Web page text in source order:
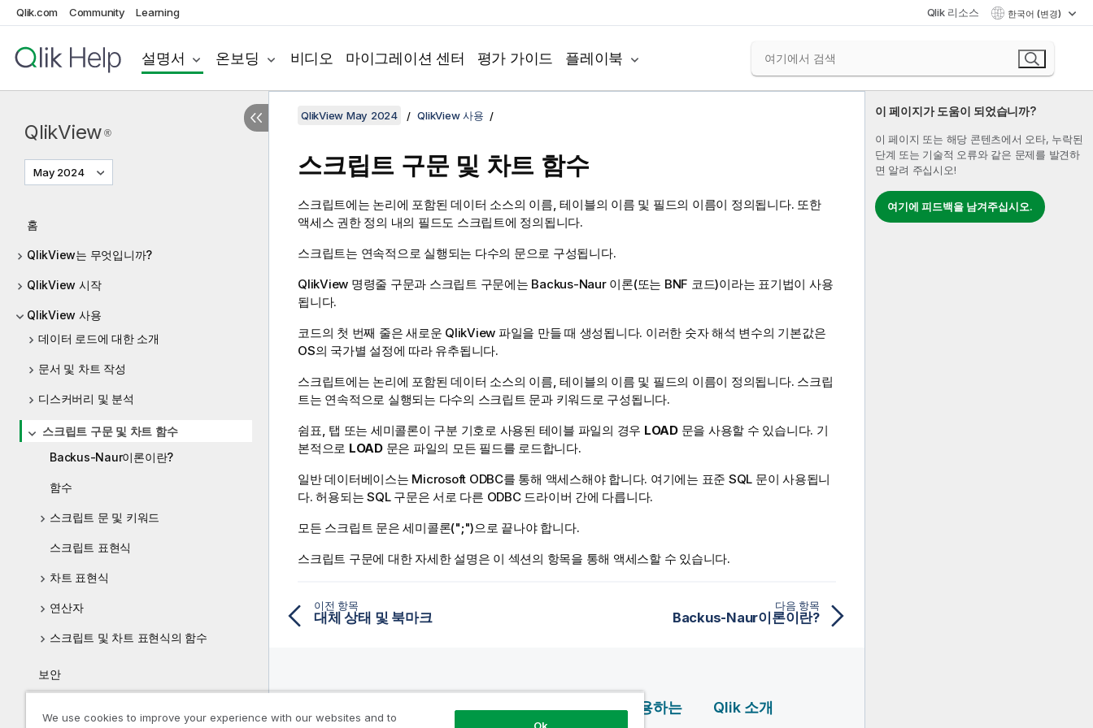
Qlik.com Community Learning Qlik 리소스 한국어 (변경)
설명서 온보딩 비디오 마이그레이션 센터 평가 가이드 플레이북
QlikView ®
May 2024
홈
QlikView는 무엇입니까?
QlikView 시작
QlikView 사용
데이터 로드에 대한 소개
문서 및 차트 작성
디스커버리 및 분석
스크립트 구문 및 차트 함수
Backus-Naur이론이란?
함수
스크립트 문 및 키워드
스크립트 표현식
차트 표현식
연산자
스크립트 및 차트 표현식의 함수
보안
이 페이지가 도움이 되었습니까?
이 페이지 또는 해당 콘텐츠에서 오타, 누락된
단계 또는 기술적 오류와 같은 문제를 발견하
면 알려 주십시오!
여기에 피드백을 남겨주십시오.
QlikView May 2024 QlikView 사용
스크립트 구문 및 차트 함수
스크립트에는 논리에 포함된 데이터 소스의 이름, 테이블의 이름 및 필드의 이름이 정의됩니다. 또한
액세스 권한 정의 내의 필드도 스크립트에 정의됩니다.
스크립트는 연속적으로 실행되는 다수의 문으로 구성됩니다.
QlikView 명령줄 구문과 스크립트 구문에는 Backus-Naur이론(또는 BNF 코드)이라는 표기법이 사용
됩니다.
코드의 첫 번째 줄은 새로운 QlikView 파일을 만들 때 생성됩니다. 이러한 숫자 해석 변수의 기본값은
OS의 국가별 설정에 따라 유추됩니다.
스크립트에는 논리에 포함된 데이터 소스의 이름, 테이블의 이름 및 필드의 이름이 정의됩니다. 스크립
트는 연속적으로 실행되는 다수의 스크립트 문과 키워드로 구성됩니다.
쉼표, 탭 또는 세미콜론이 구분 기호로 사용된 테이블 파일의 경우 LOAD문을 사용할 수 있습니다. 기
본적으로 LOAD문은 파일의 모든 필드를 로드합니다.
일반 데이터베이스는 Microsoft ODBC를 통해 액세스해야 합니다. 여기에는 표준 SQL 문이 사용됩니
다. 허용되는 SQL구문은 서로 다른 ODBC드라이버 간에 다릅니다.
모든 스크립트 문은 세미콜론(";")으로 끝나야 합니다.
스크립트 구문에 대한 자세한 설명은 이 섹션의 항목을 통해 액세스할 수 있습니다.
이전 항목
대체 상태 및 북마크
다음 항목
Backus-Naur이론이란?
제품
Qlik을 사용하는
Qlik 소개
We use cookies to improve your experience with our websites and to